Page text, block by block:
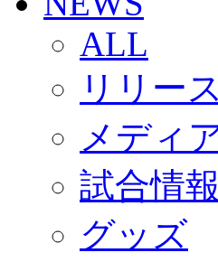
2026/27
練習見学時のファン
TICKET
奈良クラブ明治安田
奈良クラブ明治安
観戦ルール＆マナー
2026/27ファンコミュ
サポートショップ
GOODS
オフィシャルストア
オンラインストア
ACADEMY
アカデミーについて
ALL
リリース
メディ
試合情報
グッズ